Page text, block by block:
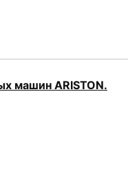
машин ARISTON.